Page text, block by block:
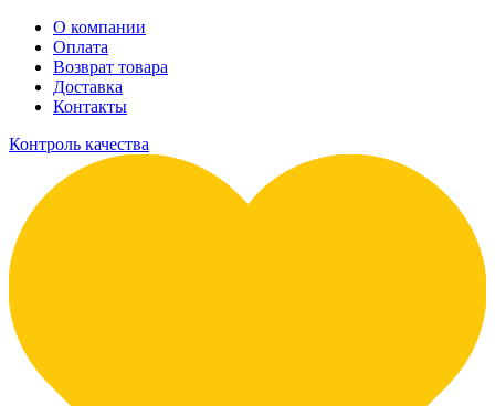
О компании
Оплата
Возврат товара
Доставка
Контакты
Контроль качества